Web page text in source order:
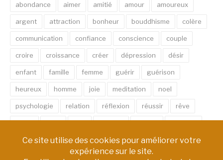
abondance aimer amitié amour amoureux
argent attraction bonheur bouddhisme colère
communication confiance conscience couple
croire croissance créer dépression désir
enfant famille femme guérir guérison
heureux homme joie meditation noel
psychologie relation réflexion réussir rêve
santé sexe soin spirituel succès thérapie
vie âme émotion énergie équilibre